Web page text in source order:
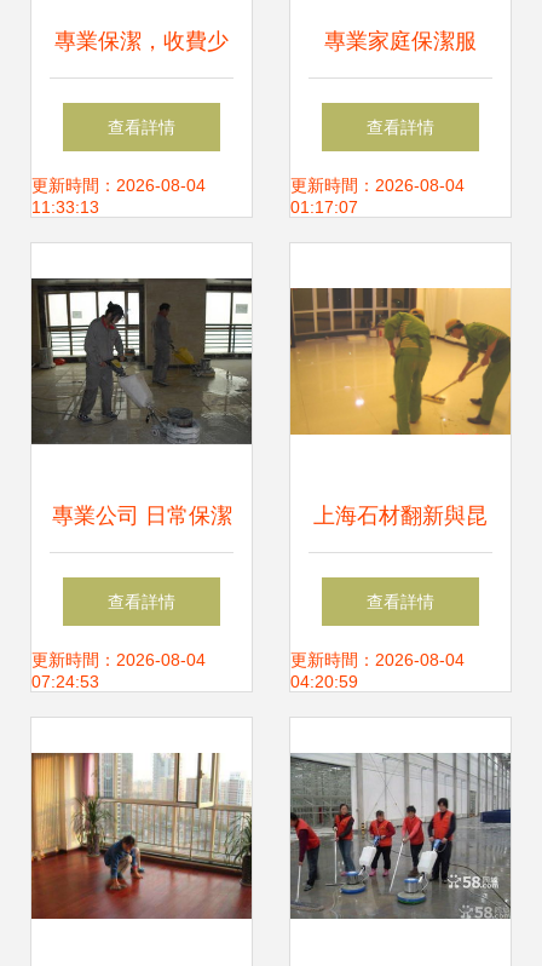
專業保潔，收費少
服務好——南昌清
洗保潔的首選
查看詳情
更新時間：2026-08-04
11:33:13
專業家庭保潔服
務，讓家煥然一新
查看詳情
更新時間：2026-08-04
01:17:07
專業公司 日常保潔
保潔托管 清洗外墻
滅蟑螂
查看詳情
更新時間：2026-08-04
07:24:53
上海石材翻新與昆
山保潔公司合作指
南 專業清潔提升商
查看詳情
更新時間：2026-08-04
04:20:59